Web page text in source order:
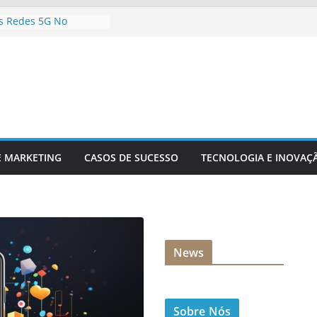
Redes 5G No
Futuras
Inteligência
De Dados
Inovação
MARKETING CASOS DE SUCESSO TECNOLOGIA E
News
Sobre Nós